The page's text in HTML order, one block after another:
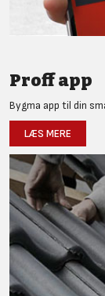
Proff app
Bygma app til din
LÆS MERE